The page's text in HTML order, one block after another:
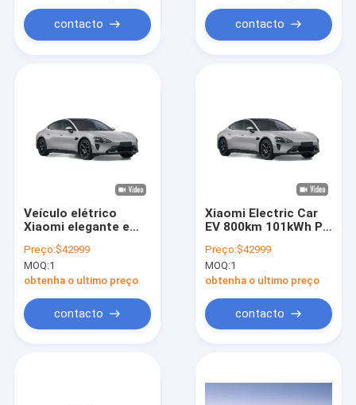
contacto contacto
Veículo elétrico
Xiaomi elegante e
mobilidade
sustentável
Preço:$42999
MOQ:1
obtenha o ultimo preço
contacto
Xiaomi Electric Car
EV 800km 101kWh PS
AWD Sedan LHD
Four-Wheel Drive
AWD Sedan Novo
Preço:$42999
MOQ:1
obtenha o ultimo preço
contacto